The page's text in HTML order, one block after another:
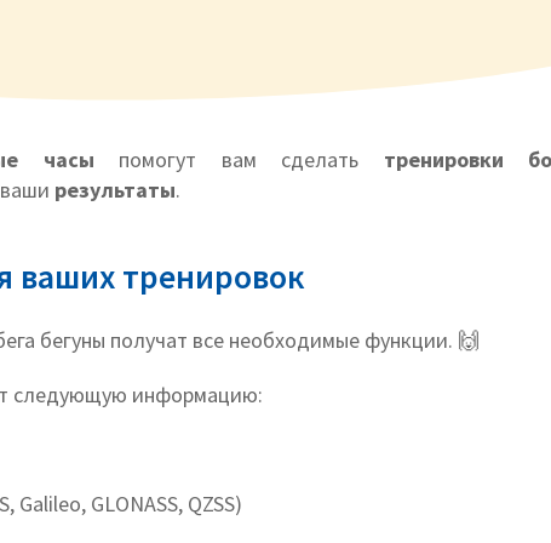
часы помогут вам сделать тренировки
ваши результаты.
ваших тренировок
бегуны получат все необходимые функции. 🙌
следующую информацию:
Galileo, GLONASS, QZSS)